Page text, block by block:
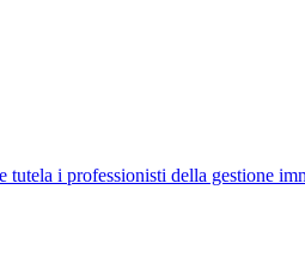
i professionisti della gestione